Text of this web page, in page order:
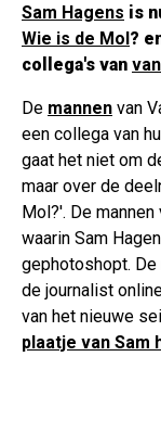
Sam Hagens is
Wie is de Mol?
collega's van
De mannen van
een collega van
gaat het niet om
maar over de
Mol?'. De
waarin Sam
gephotoshopt. De
de journalist
van het nieuwe
plaatje van Sam